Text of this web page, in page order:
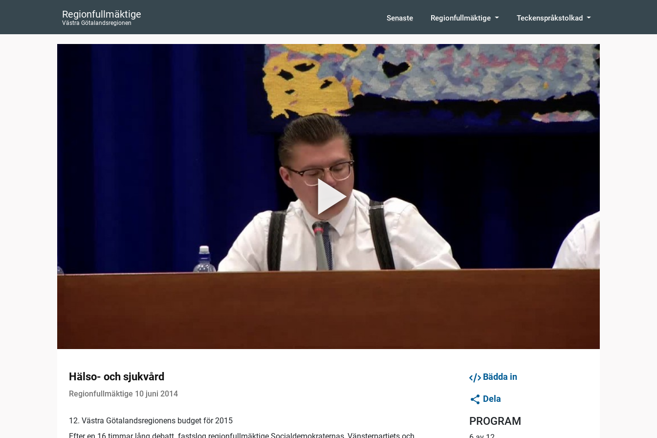
Regionfullmäktige
Västra Götalandsregionen
Senaste Regionfullmäktige Teckenspråkstolkad
Hälso- och sjukvård
Regionfullmäktige 10 juni 2014
12. Västra Götalandsregionens budget för 2015
Bädda in
Dela
PROGRAM